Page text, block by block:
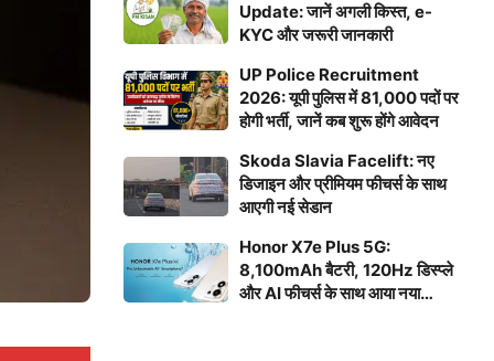
Update: जानें अगली किस्त, e-
KYC और जरूरी जानकारी
UP Police Recruitment
2026: यूपी पुलिस में 81,000 पदों पर
होगी भर्ती, जानें कब शुरू होंगे आवेदन
Skoda Slavia Facelift: नए
डिजाइन और प्रीमियम फीचर्स के साथ
आएगी नई सेडान
Honor X7e Plus 5G:
8,100mAh बैटरी, 120Hz डिस्प्ले
और AI फीचर्स के साथ आया नया